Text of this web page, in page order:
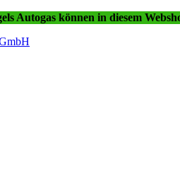
Autogas können in diesem